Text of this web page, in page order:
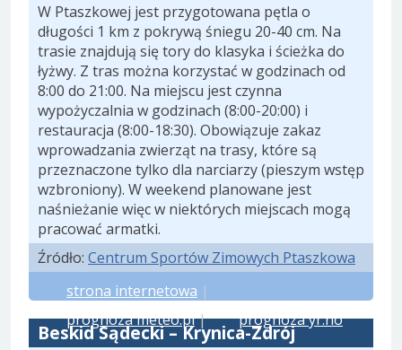
W Ptaszkowej jest przygotowana pętla o
długości 1 km z pokrywą śniegu 20-40 cm. Na
trasie znajdują się tory do klasyka i ścieżka do
łyżwy. Z tras można korzystać w godzinach od
8:00 do 21:00. Na miejscu jest czynna
wypożyczalnia w godzinach (8:00-20:00) i
restauracja (8:00-18:30). Obowiązuje zakaz
wprowadzania zwierząt na trasy, które są
przeznaczone tylko dla narciarzy (pieszym wstęp
wzbroniony). W weekend planowane jest
naśnieżanie więc w niektórych miejscach mogą
pracować armatki.
Źródło: Centrum Sportów Zimowych Ptaszkowa
strona internetowa |
prognoza meteo.pl| prognoza yr.no
Beskid Sądecki – Krynica-Zdrój